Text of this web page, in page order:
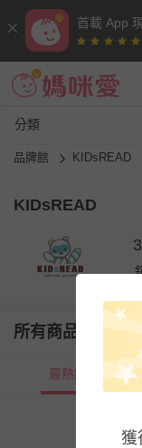
首載 App
分類
品牌館 KIDsREAD
KIDsREAD
所有商品
最熱銷
獲